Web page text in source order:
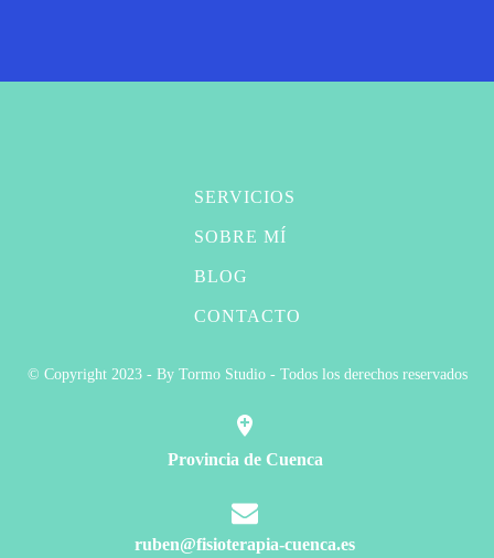
SERVICIOS
SOBRE MÍ
BLOG
CONTACTO
© Copyright 2023 - By Tormo Studio - Todos los derechos reservados
Provincia de Cuenca
ruben@fisioterapia-cuenca.es